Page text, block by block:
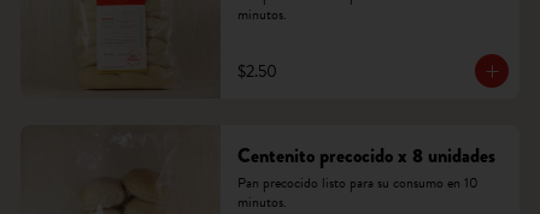
minutos.
$2.50
Centenito precocido x 8 unidades
Pan precocido listo para su consumo en 10
minutos.